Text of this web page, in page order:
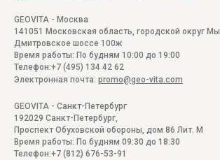
GEOVITA - Москва
141051 Московская область, городской округ
Дмитровское шоссе 100ж
Время работы: По будням 10:00 до 19:00
Телефон:+7 (495) 134 42 62
Электронная почта: promo@geo-vita.com
GEOVITA - Санкт-Петербург
192029 Санкт-Петербург
Проспект Обуховской обороны, дом 86 Лит. М
Время работы: По будням 09:30 до 18:30
Телефон:+7 (812) 676-53-91